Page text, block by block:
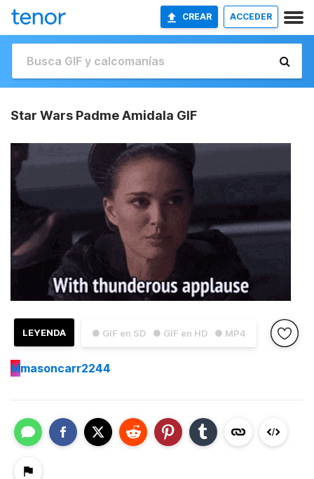
CREAR ACCEDER
Star Wars Padme Amidala GIF
● GIF en SD ● GIF en HD ● MP4
LEYENDA
Mmasoncarr2244